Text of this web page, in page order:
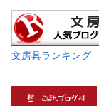
文房具ランキング